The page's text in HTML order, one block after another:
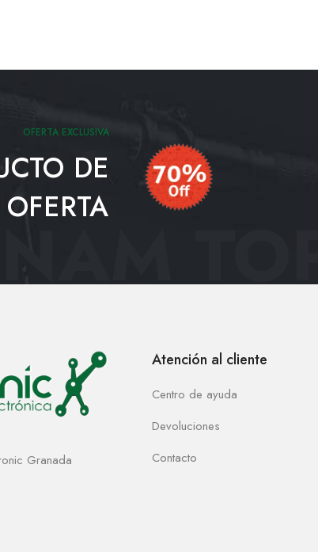
OFERTA EXCLUSIVA
DE
OFERTA
Granada
Atención al cliente
Centro de ayuda
Devoluciones
Contacto